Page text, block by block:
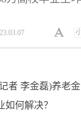
者 李金磊)养老
如何解决？